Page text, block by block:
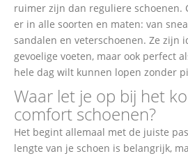
ruimer zijn dan reguliere schoenen.
er in alle soorten en maten: van
sandalen en veterschoenen. Ze zijn
gevoelige voeten, maar ook perfect
hele dag wilt kunnen lopen zonder
Waar let je op bij het
comfort schoenen?
Het begint allemaal met de juiste
lengte van je schoen is belangrijk,